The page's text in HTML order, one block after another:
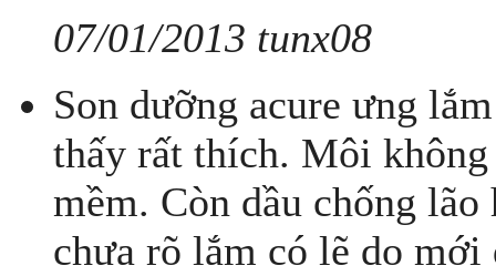
07/01/2013 tunx08
Son dưỡng acure ưng
thấy rất thích. Môi
mềm. Còn dầu chống
chưa rõ lắm có lẽ do mới